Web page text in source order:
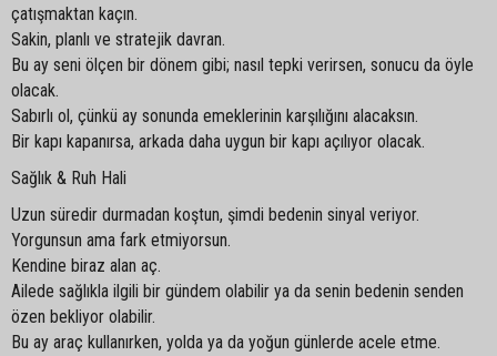
çatışmaktan kaçın.
Sakin, planlı ve stratejik davran.
Bu ay seni ölçen bir dönem gibi; nasıl tepki verirsen, sonucu da öyle
olacak.
Sabırlı ol, çünkü ay sonunda emeklerinin karşılığını alacaksın.
Bir kapı kapanırsa, arkada daha uygun bir kapı açılıyor olacak.
Sağlık & Ruh Hali
Uzun süredir durmadan koştun, şimdi bedenin sinyal veriyor.
Yorgunsun ama fark etmiyorsun.
Kendine biraz alan aç.
Ailede sağlıkla ilgili bir gündem olabilir ya da senin bedenin senden
özen bekliyor olabilir.
Bu ay araç kullanırken, yolda ya da yoğun günlerde acele etme.